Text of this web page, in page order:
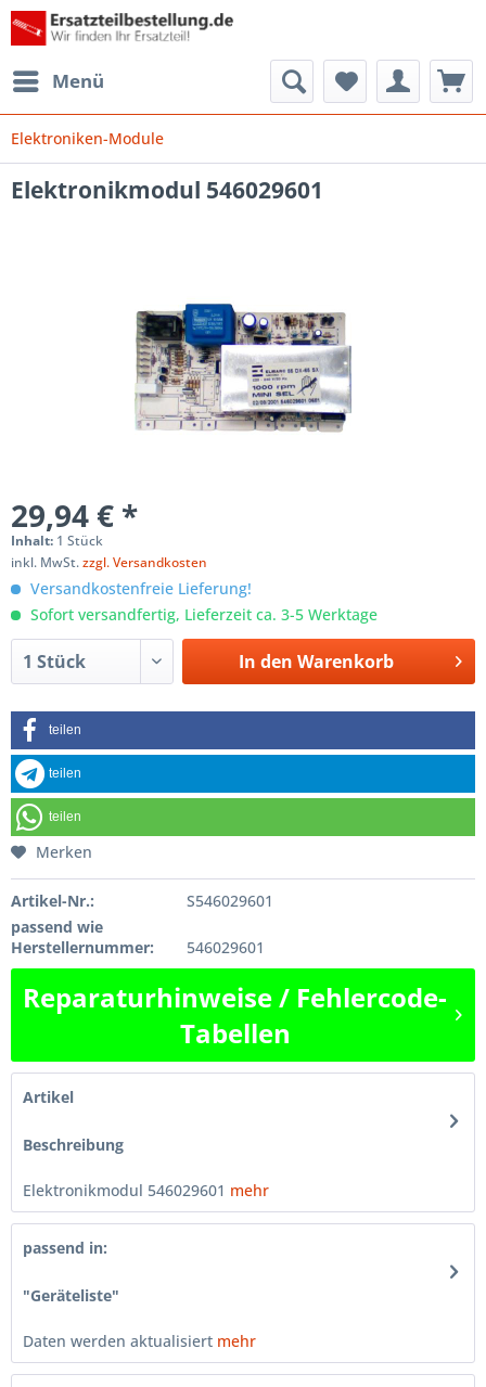
Menü
Elektroniken-Module
Elektronikmodul 546029601
29,94 € *
Inhalt: 1 Stück
inkl. MwSt.zzgl. Versandkosten
Versandkostenfreie Lieferung!
Sofort versandfertig, Lieferzeit ca. 3-5 Werktage
In den Warenkorb
teilen
teilen
teilen
Merken
Artikel-Nr.:
S546029601
passend wie
Herstellernummer:
546029601
Reparaturhinweise / Fehlercode-
Tabellen
Artikel
Beschreibung
Elektronikmodul 546029601 mehr
passend in:
"Geräteliste"
Daten werden aktualisiert mehr